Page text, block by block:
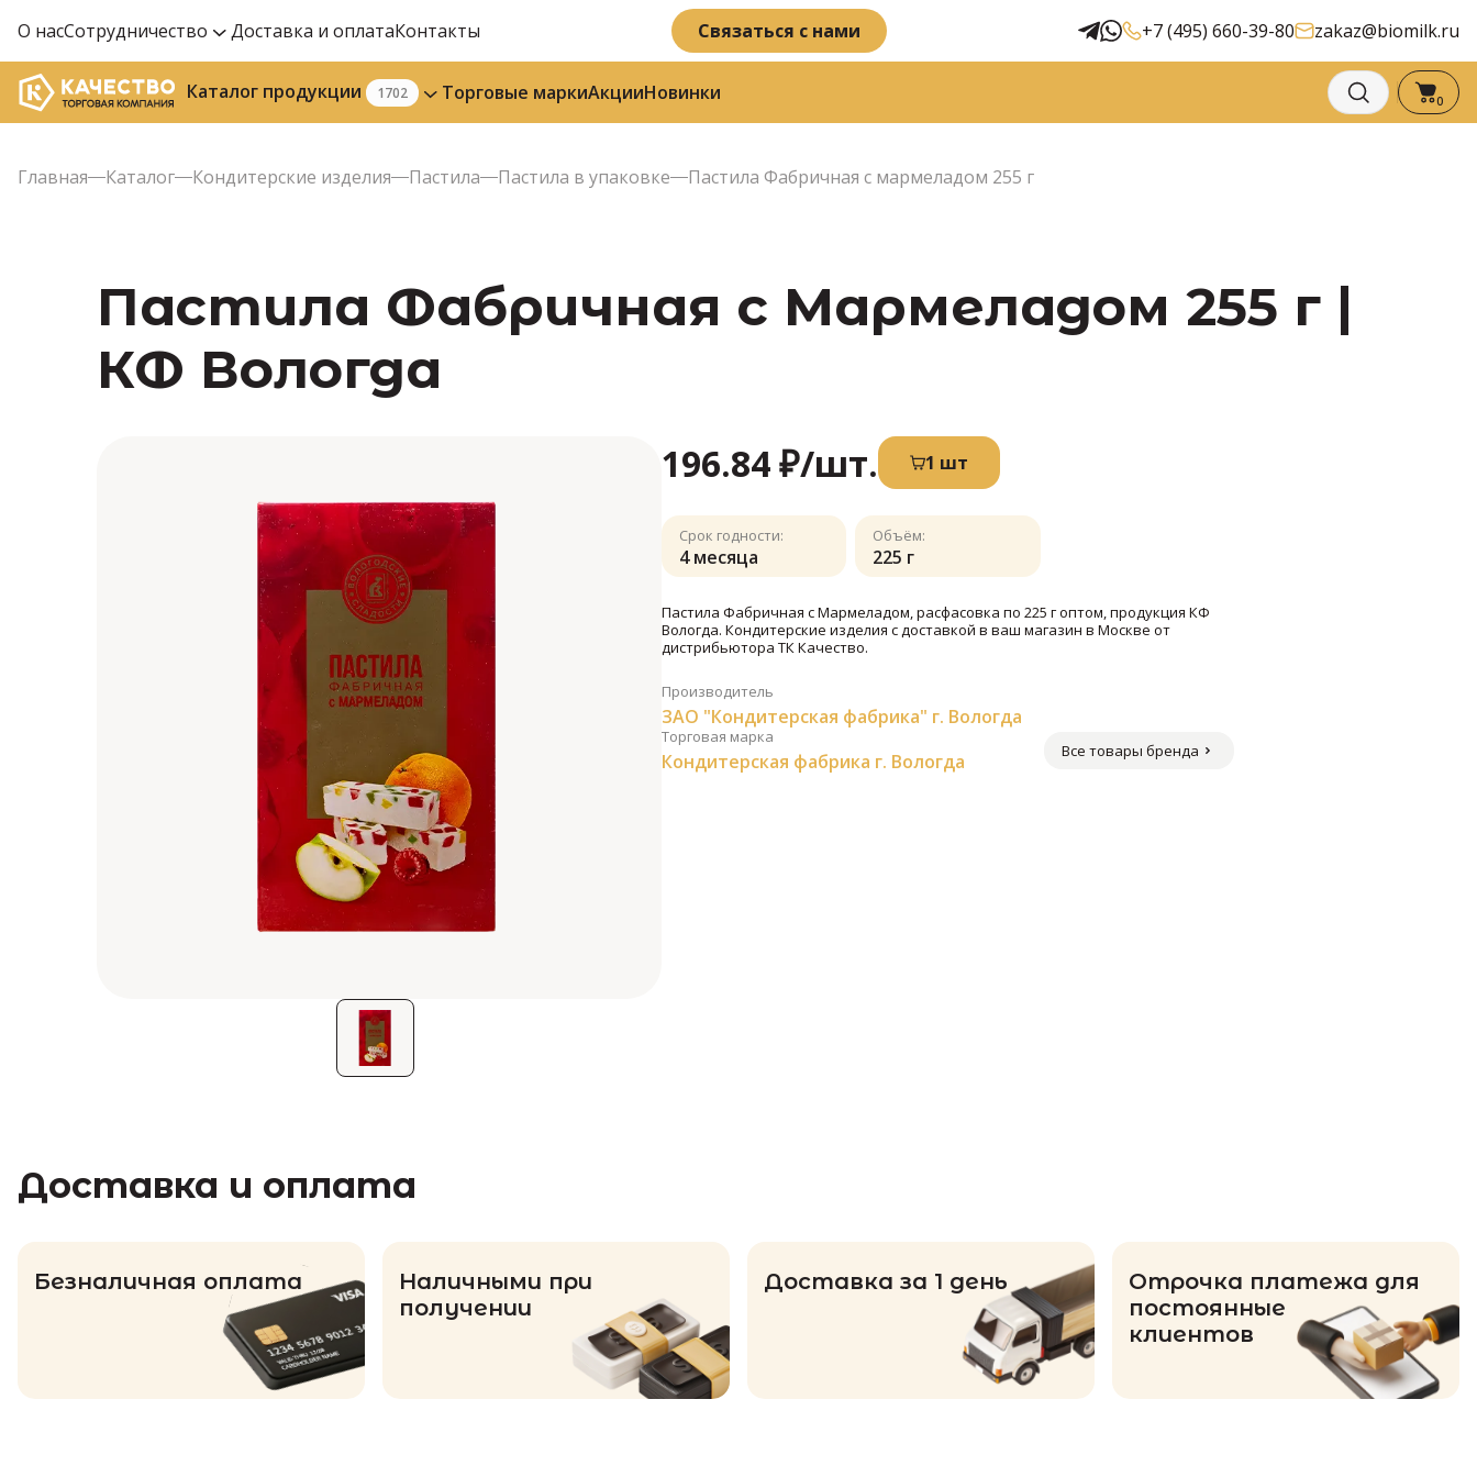
О насСотрудничество Доставка и оплатаКонтакты Связаться с нами +7 (495) 660-39-80 zakaz@biomilk.ru
Каталог продукции 1702 Торговые маркиАкцииНовинки 0
Главная Каталог Кондитерские изделия Пастила Пастила в упаковке Пастила Фабричная с мармеладом 255 г
Пастила Фабричная с Мармеладом 255 г |
КФ Вологда
196.84 ₽/шт. 1 шт
Срок годности:
4 месяца
Объём:
225 г
Пастила Фабричная с Мармеладом, расфасовка по 225 г оптом, продукция КФ
Вологда. Кондитерские изделия с доставкой в ваш магазин в Москве от
дистрибьютора ТК Качество.
Производитель
ЗАО "Кондитерская фабрика" г. Вологда
Торговая марка
Кондитерская фабрика г. Вологда Все товары бренда
Доставка и оплата
Безналичная оплата
Наличными при
получении
Доставка за 1 день
Отрочка платежа для
постоянные
клиентов